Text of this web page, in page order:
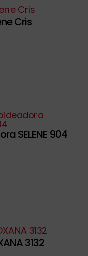
Cris
SELENE 904
3132